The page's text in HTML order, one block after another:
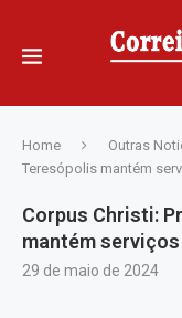
Home Outras
Teresópolis mantém
Corpus Christi:
mantém
29 de maio de 2024